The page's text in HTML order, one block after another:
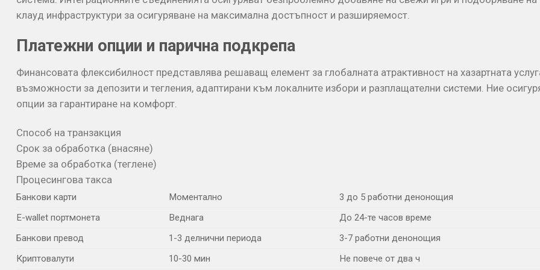
клауд инфраструктури за осигуряване на максимална достъпност и разширяемост.
Платежни опции и парична подкрепа
Финансовата флексибилност представлява решаващ елемент за глобалната атрактивност на хазартната
възможности за депозити и тегления, адаптирани към локалните избори и разплащателни системи. Ние
опции за гарантиране на комфорт.
Способ на транзакция
Срок за обработка (внасяне)
Време за обработка (теглене)
Процесингова такса
Банкови карти Моментално
3 до 5 работни денонощия
E-wallet портмонета
Веднага
До 24-те часов време
Банкови превод
1-3 делнични периода
3-7 работни денонощия
Криптовалути
10-30 мин Не повече от два ч